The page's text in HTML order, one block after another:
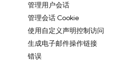
管理用户会话
管理会话 Cookie
使用自定义声明控制访问
生成电子邮件操作链接
错误